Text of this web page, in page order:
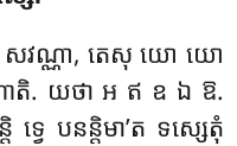
េ សវណ្ណា, តេសុ យោ យោ
តិ. យថា អ ឥ ឧ ឯ ឱ.
វេ បនន្តិមា’ត ទស្សេតុំ